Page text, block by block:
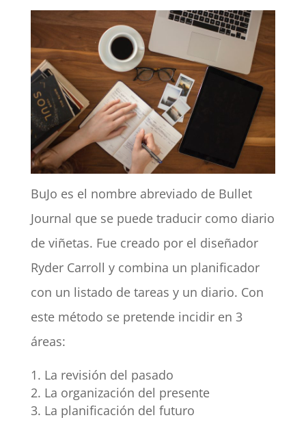
BuJo es el nombre abreviado de Bullet
Journal que se puede traducir como diario
de viñetas. Fue creado por el diseñador
Ryder Carroll y combina un planificador
con un listado de tareas y un diario. Con
este método se pretende incidir en 3
áreas:
La revisión del pasado
La organización del presente
La planificación del futuro